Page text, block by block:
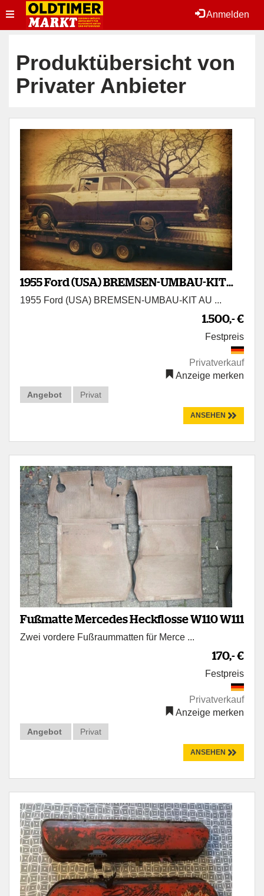
Anmelden
Toggle
Produktübersicht von
Privater Anbieter
1955 Ford (USA) BREMSEN-UMBAU-KIT
AUF 2-KREIS-BREMSANLAGE
1955 Ford (USA) BREMSEN-UMBAU-KIT AU ...
1.500,- €
Festpreis
Privatverkauf
Anzeige merken
Angebot Privat
ANSEHEN
Fußmatte Mercedes Heckflosse W110 W111
Zwei vordere Fußraummatten für Merce ...
170,- €
Festpreis
Privatverkauf
Anzeige merken
Angebot Privat
ANSEHEN